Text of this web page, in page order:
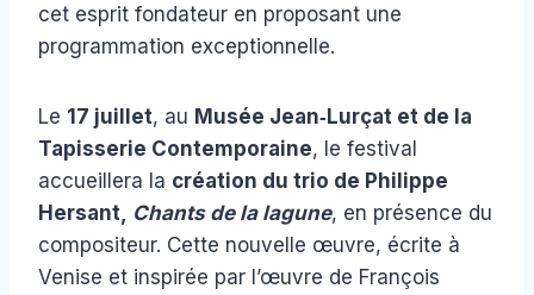
cet esprit fondateur en proposant une
programmation exceptionnelle.
Le 17 juillet, au Musée Jean‑Lurçat et de la
Tapisserie Contemporaine, le festival
accueillera la création du trio de Philippe
Hersant, Chants de la lagune, en présence du
compositeur. Cette nouvelle œuvre, écrite à
Venise et inspirée par l’œuvre de François